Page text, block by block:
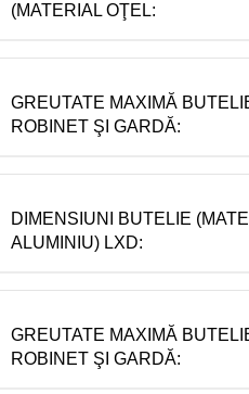
(MATERIAL OŢEL:
GREUTATE MAXIMĂ
ROBINET ŞI GARDĂ:
DIMENSIUNI BUTELIE
ALUMINIU) LXD:
GREUTATE MAXIMĂ
ROBINET ŞI GARDĂ: